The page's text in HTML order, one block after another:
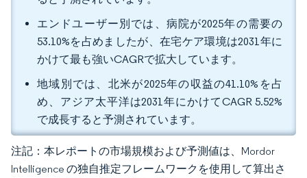
エンドユーザー別では、病院が2025年の需要の
53.10%を占めましたが、在宅ケア環境は2031年に
かけて最も強いCAGRで拡大しています。
地域別では、北米が2025年の収益の41.10%を占
め、アジア太平洋は2031年にかけてCAGR 5.52%
で成長すると予測されています。
注記：本レポートの市場規模および予測値は、Mordor
Intelligence の独自推定フレームワークを使用して算出さ